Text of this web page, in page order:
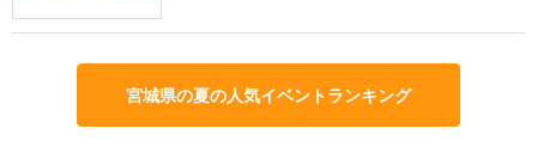
宮城県の夏の人気イベントランキング